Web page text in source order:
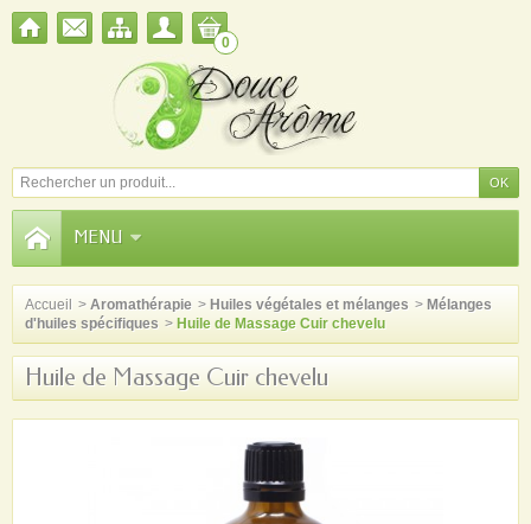
0
MENU
Accueil > Aromathérapie > Huiles végétales et mélanges > Mélanges
d'huiles spécifiques > Huile de Massage Cuir chevelu
Huile de Massage Cuir chevelu